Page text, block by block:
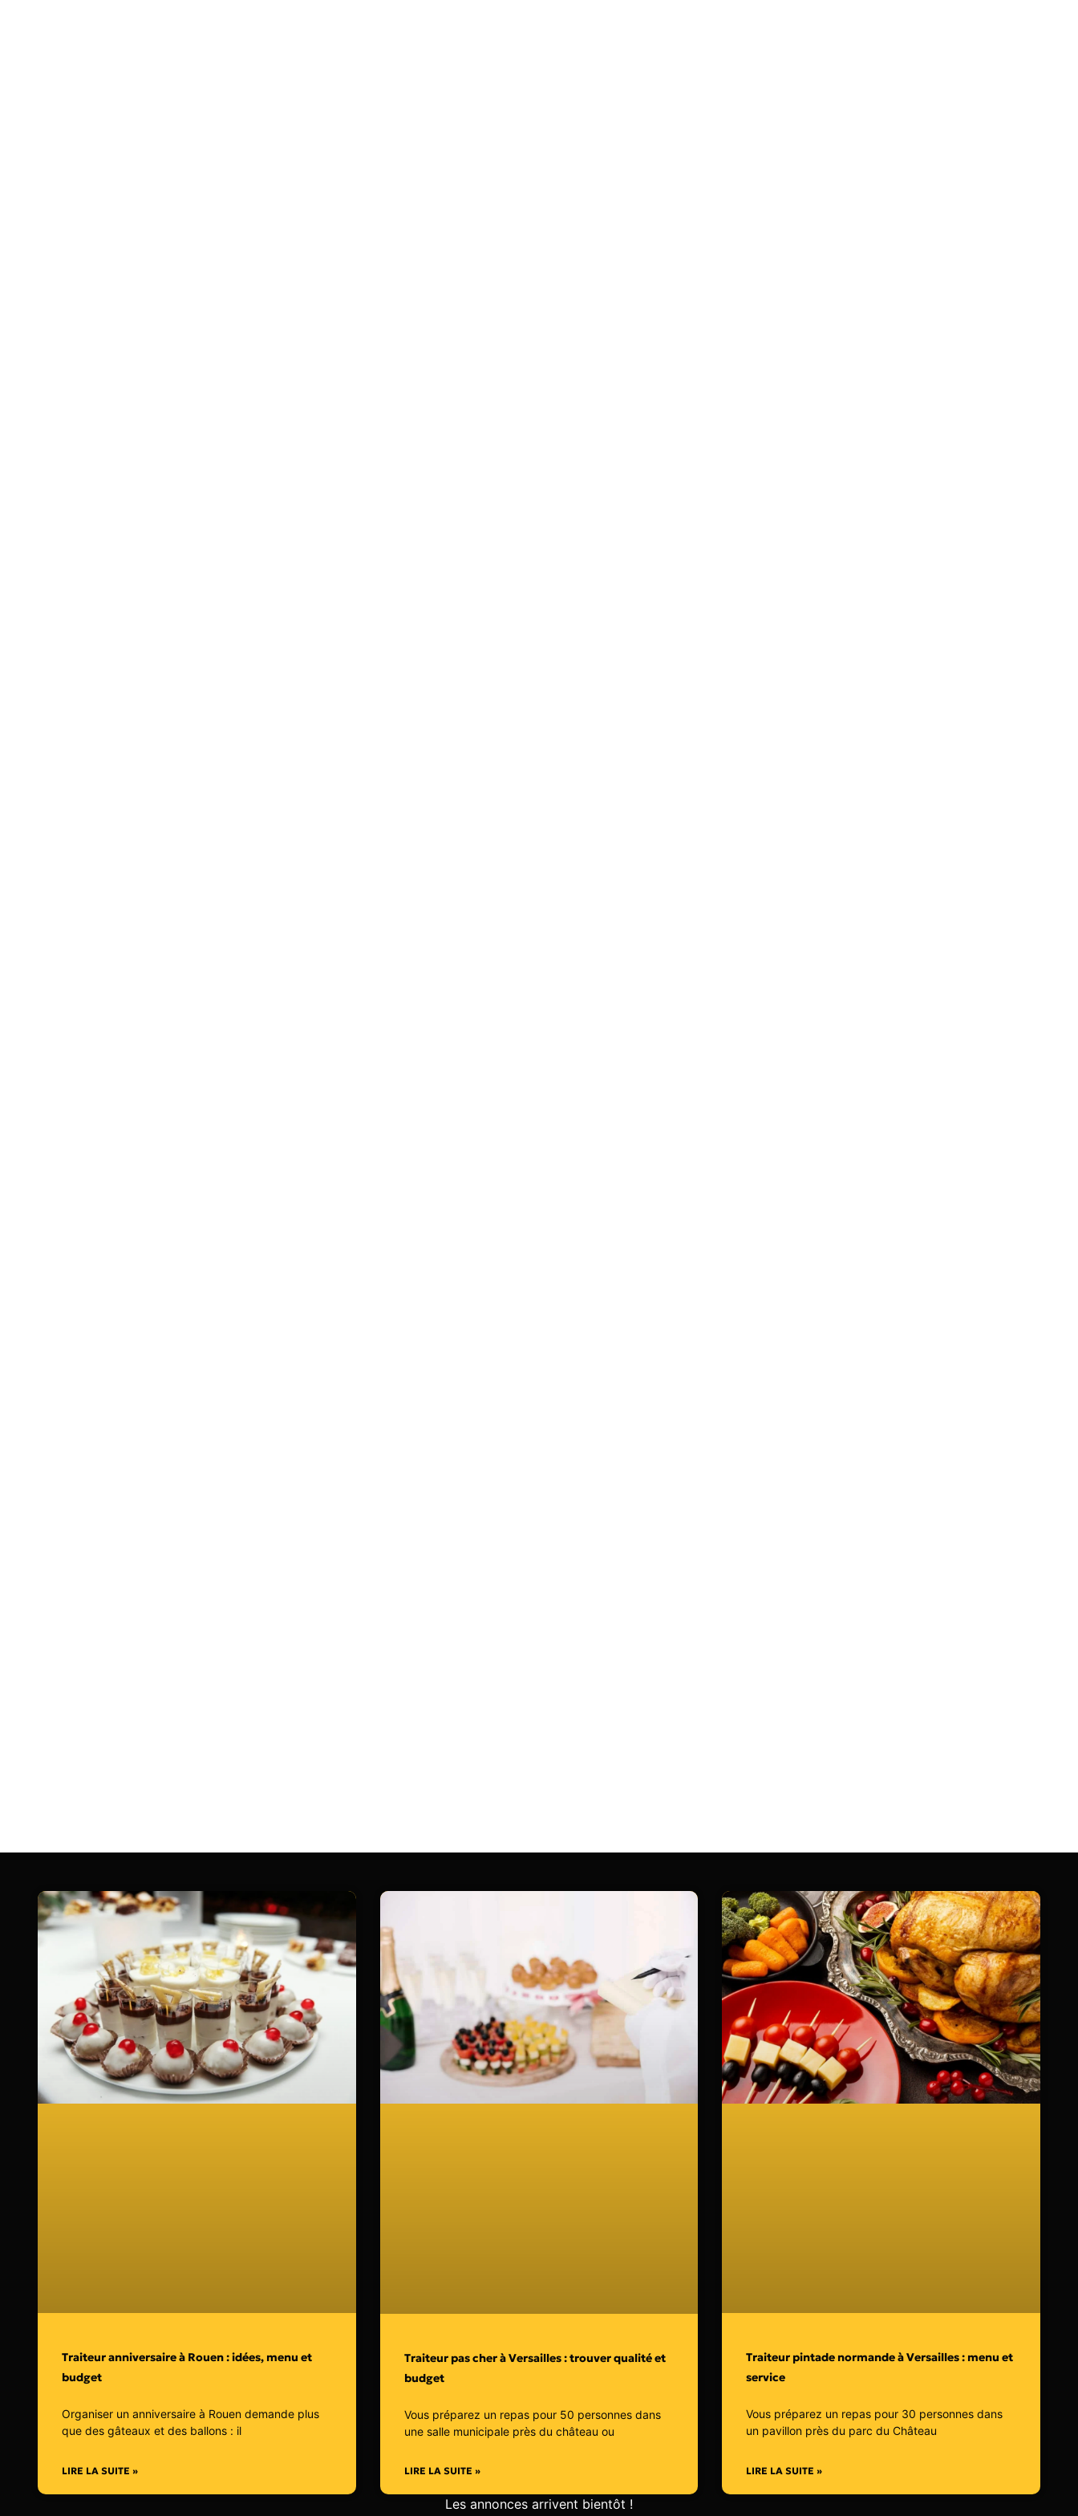
Traiteur anniversaire à Rouen : idées, menu et
budget
Organiser un anniversaire à Rouen demande plus
que des gâteaux et des ballons : il
LIRE LA SUITE »
Traiteur pas cher à Versailles : trouver qualité et
budget
Vous préparez un repas pour 50 personnes dans
une salle municipale près du château ou
LIRE LA SUITE »
Traiteur pintade normande à Versailles : menu et
service
Vous préparez un repas pour 30 personnes dans
un pavillon près du parc du Château
LIRE LA SUITE »
Les annonces arrivent bientôt !